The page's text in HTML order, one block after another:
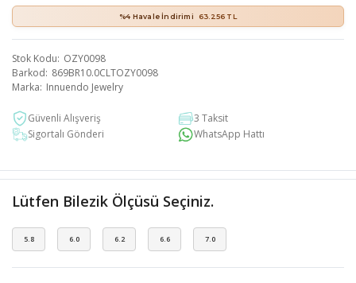
%4 Havale İndirimi 63.256 TL
Stok Kodu OZY0098
Barkod 869BR10.0CLTOZY0098
Marka Innuendo Jewelry
Güvenli Alışveriş
3 Taksit
Sigortalı Gönderi
WhatsApp Hattı
Lütfen Bilezik Ölçüsü Seçiniz.
5.8 6.0 6.2 6.6 7.0